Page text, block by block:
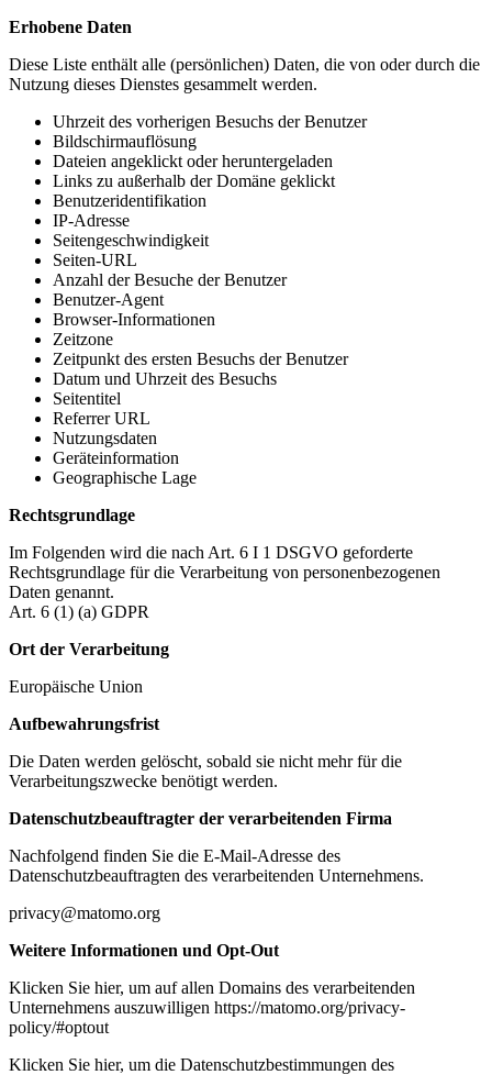
Erhobene Daten
Diese Liste enthält alle (persönlichen) Daten, die von oder durch die
Nutzung dieses Dienstes gesammelt werden.
Uhrzeit des vorherigen Besuchs der Benutzer
Bildschirmauflösung
Dateien angeklickt oder heruntergeladen
Links zu außerhalb der Domäne geklickt
Benutzeridentifikation
IP-Adresse
Seitengeschwindigkeit
Seiten-URL
Anzahl der Besuche der Benutzer
Benutzer-Agent
Browser-Informationen
Zeitzone
Zeitpunkt des ersten Besuchs der Benutzer
Datum und Uhrzeit des Besuchs
Seitentitel
Referrer URL
Nutzungsdaten
Geräteinformation
Geographische Lage
Rechtsgrundlage
Im Folgenden wird die nach Art. 6 I 1 DSGVO geforderte
Rechtsgrundlage für die Verarbeitung von personenbezogenen
Daten genannt.
Art. 6 (1) (a) GDPR
Ort der Verarbeitung
Europäische Union
Aufbewahrungsfrist
Die Daten werden gelöscht, sobald sie nicht mehr für die
Verarbeitungszwecke benötigt werden.
Datenschutzbeauftragter der verarbeitenden Firma
Nachfolgend finden Sie die E-Mail-Adresse des
Datenschutzbeauftragten des verarbeitenden Unternehmens.
privacy@matomo.org
Weitere Informationen und Opt-Out
Klicken Sie hier, um auf allen Domains des verarbeitenden
Unternehmens auszuwilligen https://matomo.org/privacy-
policy/#optout
Klicken Sie hier, um die Datenschutzbestimmungen des